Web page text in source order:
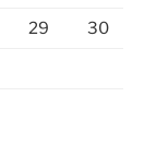
29 30